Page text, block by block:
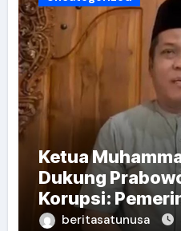
Ketua
Dukung
Korupsi:
Kunci Indonesia
beritasatunusa